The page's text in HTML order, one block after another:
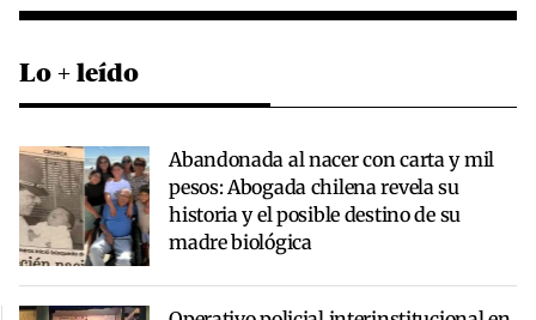
Lo + leído
Abandonada al nacer con carta y mil
pesos: Abogada chilena revela su
historia y el posible destino de su
madre biológica